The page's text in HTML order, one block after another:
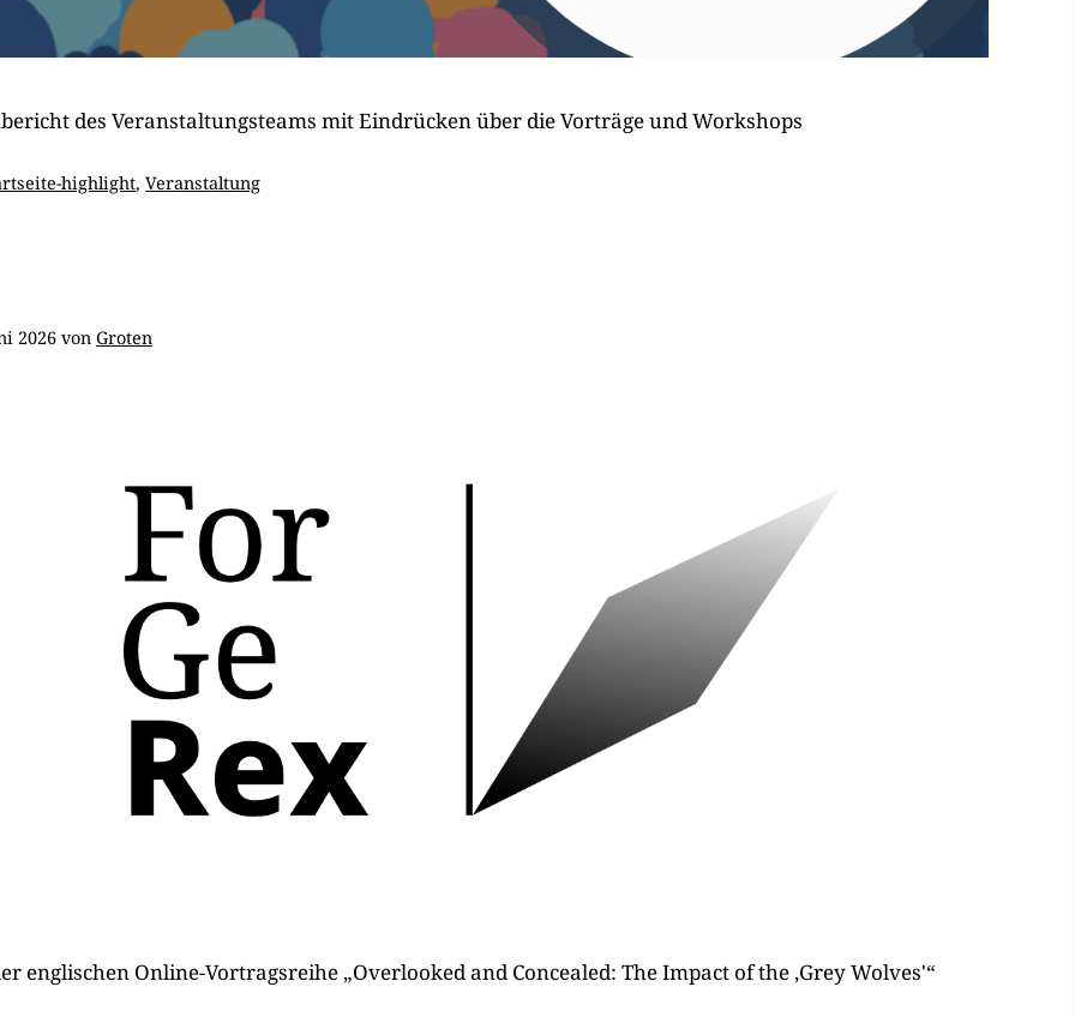
des Veranstaltungsteams mit Eindrücken über die Vorträge und Workshops
highlight,Veranstaltung
2026 von Groten
englischen Online-Vortragsreihe „Overlooked and Concealed: The Impact of the ‚Grey Wolves'“